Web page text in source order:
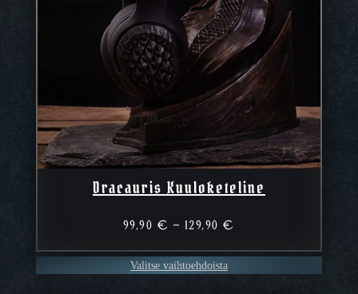
Dracauris Kuuloketeline
99,90 € – 129,90€
–
129,90 €
Valitse vaihtoehdoista